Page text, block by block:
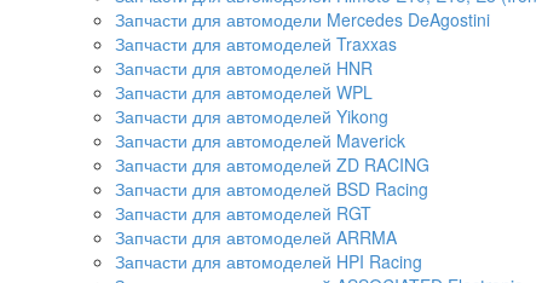
Запчасти для автомодели Mercedes DeAgostini
Запчасти для автомоделей Traxxas
Запчасти для автомоделей HNR
Запчасти для автомоделей WPL
Запчасти для автомоделей Yikong
Запчасти для автомоделей Maverick
Запчасти для автомоделей ZD RACING
Запчасти для автомоделей BSD Racing
Запчасти для автомоделей RGT
Запчасти для автомоделей ARRMA
Запчасти для автомоделей HPI Racing